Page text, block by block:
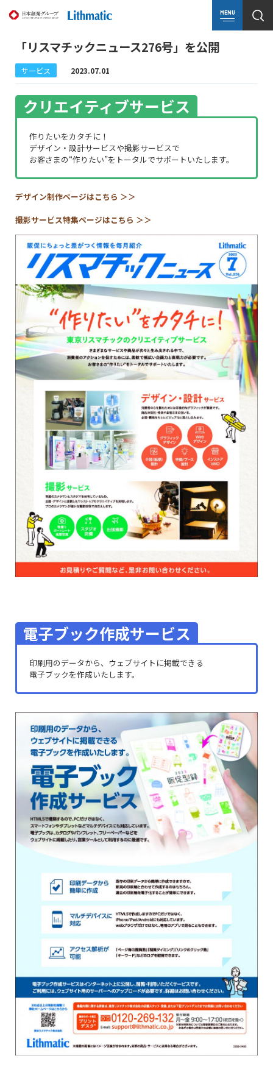
MENU
「リスマチックニュース276号」を公開
サービス 2023.07.01
クリエイティブサービス
作りたいをカタチに！
デザイン・設計サービスや撮影サービスで
お客さまの“作りたい”をトータルでサポートいたします。
デザイン制作ページはこちら ＞＞
撮影サービス特集ページはこちら ＞＞
電子ブック作成サービス
印刷用のデータから、ウェブサイトに掲載できる
電子ブックを作成いたします。